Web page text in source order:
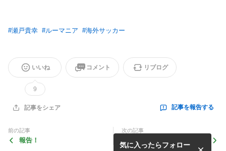
#瀬戸貴幸 #ルーマニア #海外サッカー
いいね
9
コメント リブログ
記事をシェア 記事を報告する
前の記事
報告！
次の記事
プレーオフ9節、劇的
気に入ったらフォロー